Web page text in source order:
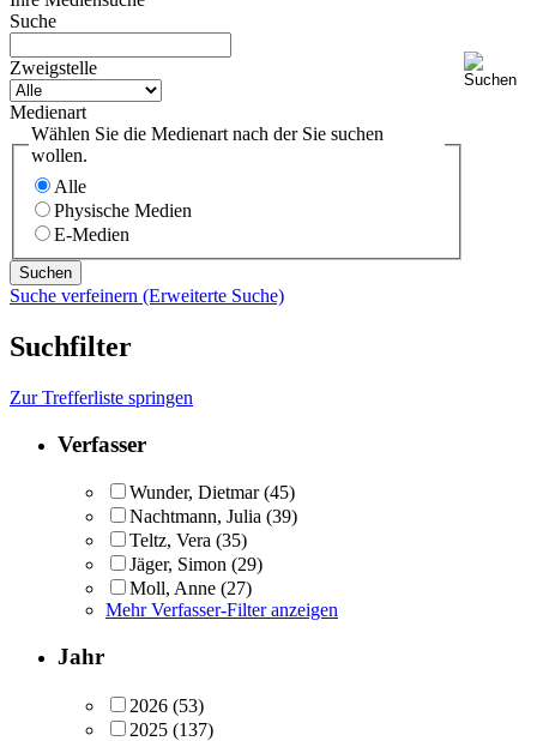
Suche
Zweigstelle
Medienart
Wählen Sie die Medienart nach der Sie suchen
wollen.
Alle
Physische Medien
E-Medien
Suche verfeinern (Erweiterte Suche)
Suchfilter
Zur Trefferliste springen
Verfasser
Wunder, Dietmar (45)
Nachtmann, Julia (39)
Teltz, Vera (35)
Jäger, Simon (29)
Moll, Anne (27)
Mehr Verfasser-Filter anzeigen
Jahr
2026 (53)
2025 (137)